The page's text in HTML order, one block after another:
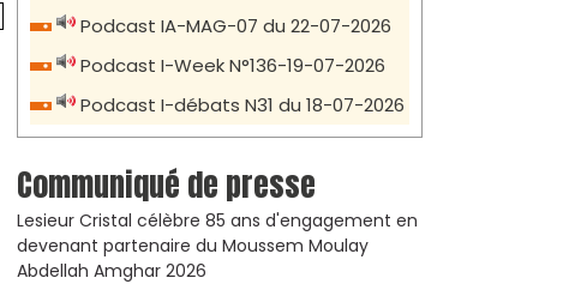
Podcast IA-MAG-07 du 22-07-2026
Podcast I-Week N°136-19-07-2026
Podcast I-débats N31 du 18-07-2026
Communiqué de presse
Lesieur Cristal célèbre 85 ans d'engagement en
devenant partenaire du Moussem Moulay
Abdellah Amghar 2026